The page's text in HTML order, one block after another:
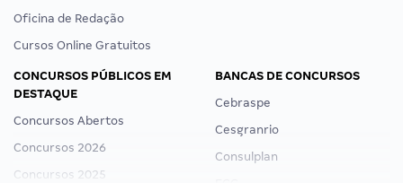
Oficina de Redação
Cursos Online Gratuitos
CONCURSOS PÚBLICOS EM
DESTAQUE
Concursos Abertos
Concursos 2026
Concursos 2025
BANCAS DE CONCURSOS
Cebraspe
Cesgranrio
Consulplan